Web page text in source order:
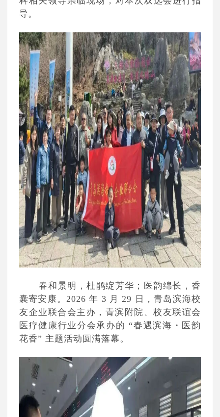
导。
春和景明，杜鹃绽芳华；医韵绵长，香
囊寄安康。2026 年 3 月 29 日，青岛滨海校
友企业联合会主办，青滨附院、校友联谊会
医疗健康行业分会承办的 “春遇滨海・医韵
花香” 主题活动圆满落幕。